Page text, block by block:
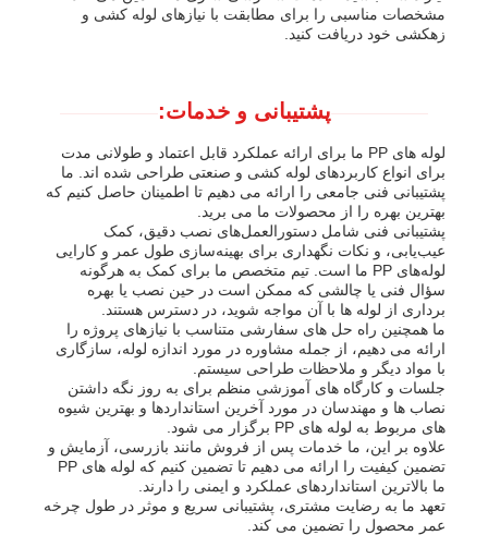
مشخصات مناسبی را برای مطابقت با نیازهای لوله کشی و
زهکشی خود دریافت کنید.
پشتیبانی و خدمات:
لوله های PP ما برای ارائه عملکرد قابل اعتماد و طولانی مدت
برای انواع کاربردهای لوله کشی و صنعتی طراحی شده اند. ما
پشتیبانی فنی جامعی را ارائه می دهیم تا اطمینان حاصل کنیم که
بهترین بهره را از محصولات ما می برید.
پشتیبانی فنی شامل دستورالعمل‌های نصب دقیق، کمک
عیب‌یابی، و نکات نگهداری برای بهینه‌سازی طول عمر و کارایی
لوله‌های PP ما است. تیم متخصص ما برای کمک به هرگونه
سؤال فنی یا چالشی که ممکن است در حین نصب یا بهره
برداری از لوله ها با آن مواجه شوید، در دسترس هستند.
ما همچنین راه حل های سفارشی متناسب با نیازهای پروژه را
ارائه می دهیم، از جمله مشاوره در مورد اندازه لوله، سازگاری
با مواد دیگر و ملاحظات طراحی سیستم.
جلسات و کارگاه های آموزشی منظم برای به روز نگه داشتن
نصاب ها و مهندسان در مورد آخرین استانداردها و بهترین شیوه
های مربوط به لوله های PP برگزار می شود.
علاوه بر این، ما خدمات پس از فروش مانند بازرسی، آزمایش و
تضمین کیفیت را ارائه می دهیم تا تضمین کنیم که لوله های PP
ما بالاترین استانداردهای عملکرد و ایمنی را دارند.
تعهد ما به رضایت مشتری، پشتیبانی سریع و موثر در طول چرخه
عمر محصول را تضمین می کند.